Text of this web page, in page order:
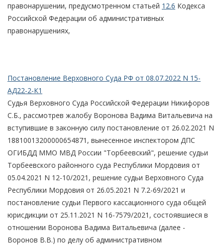
правонарушении, предусмотренном статьей 12.6 Кодекса
Российской Федерации об административных
правонарушениях,
Постановление Верховного Суда РФ от 08.07.2022 N 15-
АД22-2-К1
Судья Верховного Суда Российской Федерации Никифоров
С.Б., рассмотрев жалобу Воронова Вадима Витальевича на
вступившие в законную силу постановление от 26.02.2021 N
18810013200000654871, вынесенное инспектором ДПС
ОГИБДД ММО МВД России "Торбеевский", решение судьи
Торбеевского районного суда Республики Мордовия от
05.04.2021 N 12-10/2021, решение судьи Верховного Суда
Республики Мордовия от 26.05.2021 N 7.2-69/2021 и
постановление судьи Первого кассационного суда общей
юрисдикции от 25.11.2021 N 16-7579/2021, состоявшиеся в
отношении Воронова Вадима Витальевича (далее -
Воронов В.В.) по делу об административном